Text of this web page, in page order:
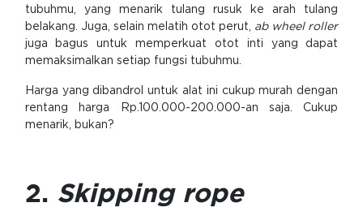
tubuhmu, yang menarik tulang rusuk ke arah tulang
belakang. Juga, selain melatih otot perut, ab wheel roller
juga bagus untuk memperkuat otot inti yang dapat
memaksimalkan setiap fungsi tubuhmu.
Harga yang dibandrol untuk alat ini cukup murah dengan
rentang harga Rp.100.000-200.000-an saja. Cukup
menarik, bukan?
2. Skipping rope